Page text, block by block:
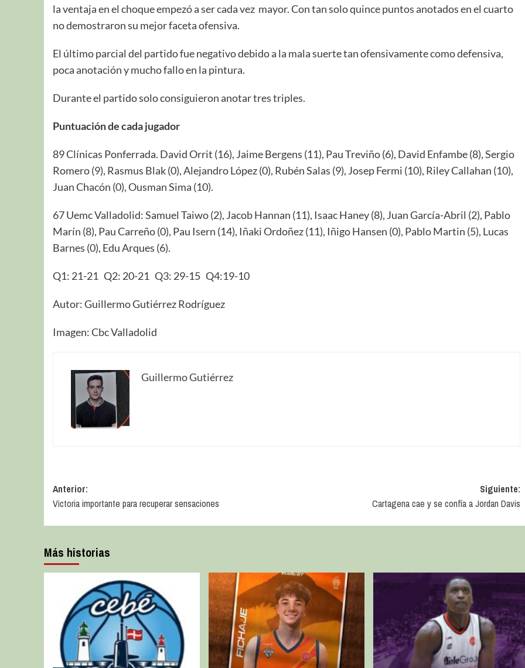
la ventaja en el choque empezó a ser cada vez mayor. Con tan solo quince puntos anotados en el cuarto
no demostraron su mejor faceta ofensiva.
El último parcial del partido fue negativo debido a la mala suerte tan ofensivamente como defensiva,
poca anotación y mucho fallo en la pintura.
Durante el partido solo consiguieron anotar tres triples.
Puntuación de cada jugador
89 Clínicas Ponferrada. David Orrit (16), Jaime Bergens (11), Pau Treviño (6), David Enfambe (8), Sergio
Romero (9), Rasmus Blak (0), Alejandro López (0), Rubén Salas (9), Josep Fermi (10), Riley Callahan (10),
Juan Chacón (0), Ousman Sima (10).
67 Uemc Valladolid: Samuel Taiwo (2), Jacob Hannan (11), Isaac Haney (8), Juan García-Abril (2), Pablo
Marín (8), Pau Carreño (0), Pau Isern (14), Iñaki Ordoñez (11), Iñigo Hansen (0), Pablo Martin (5), Lucas
Barnes (0), Edu Arques (6).
Q1: 21-21 Q2: 20-21 Q3: 29-15 Q4:19-10
Autor: Guillermo Gutiérrez Rodríguez
Imagen: Cbc Valladolid
Guillermo Gutiérrez
Anterior:
Victoria importante para recuperar sensaciones
Siguiente:
Cartagena cae y se confía a Jordan Davis
Más historias